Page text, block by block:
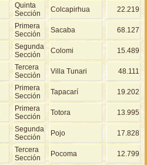
Quinta
Sección
Colcapirhua 22.219
Primera
Sección
Sacaba 68.127
Segunda
Sección
Colomi 15.489
Tercera
Sección
Villa Tunari 48.111
Primera
Sección
Tapacarí 19.202
Primera
Sección
Totora 13.995
Segunda
Sección
Pojo 17.828
Tercera
Sección
Pocoma 12.799